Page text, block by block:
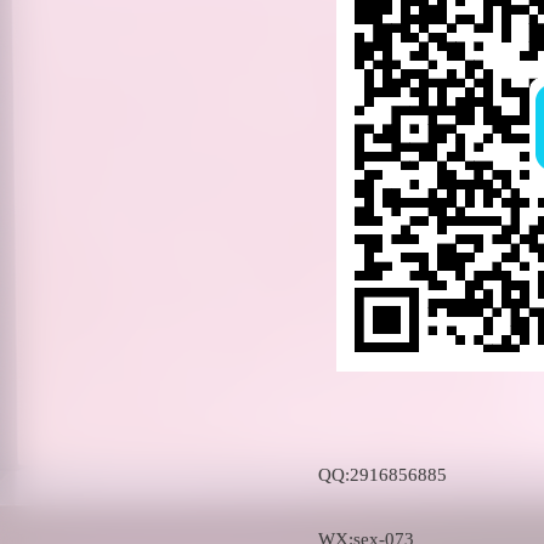
QQ:2916856885
WX:sex-073